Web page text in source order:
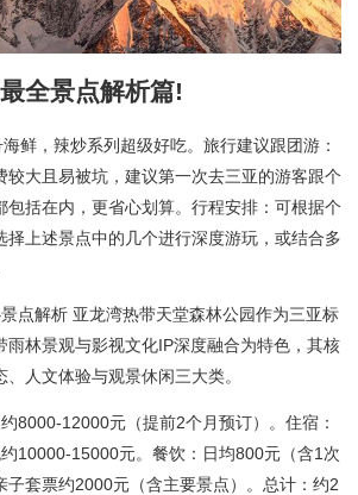
全景点解析篇!
鲜，辣炒系列超级好吃。旅行建议跟团游：
较大且易被坑，建议第一次去三亚的游客跟个
包括在内，更省心划算。行程安排：可根据个
择上述景点中的几个进行深度游玩，或结合多
点解析 亚龙湾热带天堂森林公园作为三亚标
雨林景观与影视文化IP深度融合为特色，其核
人文体验与观景休闲三大类。
8000-12000元（提前2个月预订）。住宿：
10000-15000元。餐饮：日均800元（含1次
子套票约2000元（含主要景点）。总计：约2